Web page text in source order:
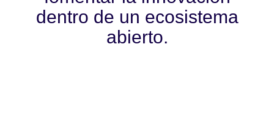
dentro de un ecosistema
abierto.